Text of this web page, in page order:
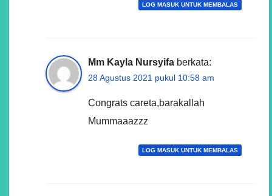
LOG MASUK UNTUK MEMBALAS
Mm Kayla Nursyifa berkata:
28 Agustus 2021 pukul 10:58 am
Congrats careta,barakallah
Mummaaazzz
LOG MASUK UNTUK MEMBALAS